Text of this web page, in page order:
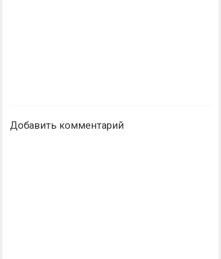
Добавить комментарий